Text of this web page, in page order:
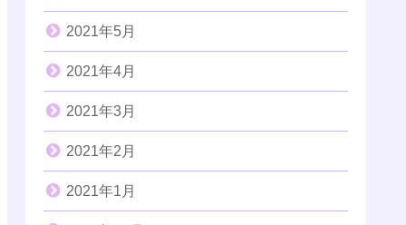
2021年5月
2021年4月
2021年3月
2021年2月
2021年1月